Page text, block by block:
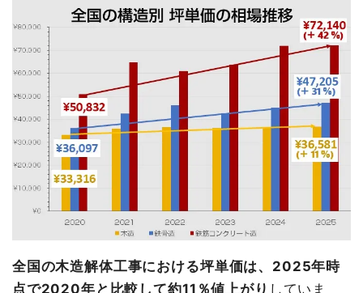
全国の木造解体工事における坪単価は、2025年時
点で2020年と比較して約11％値上がり していま